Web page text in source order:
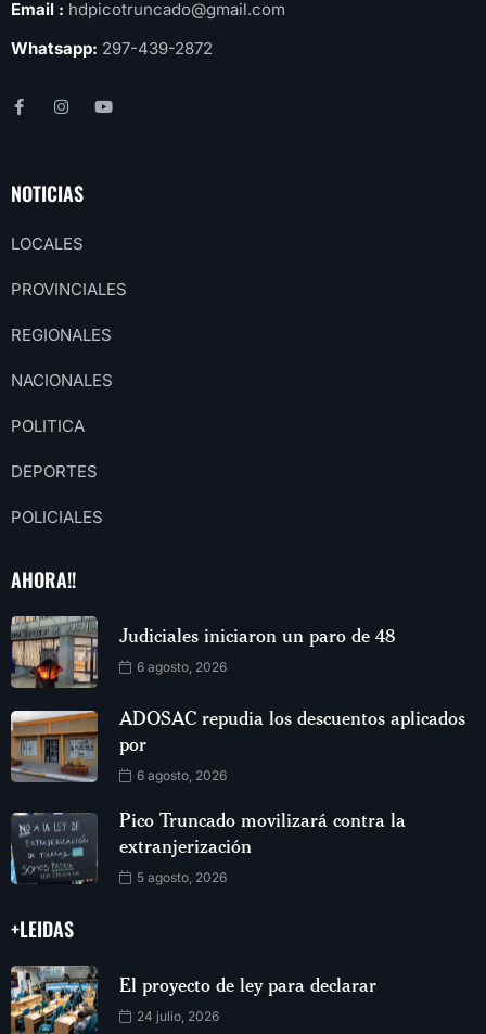
Email : hdpicotruncado@gmail.com
Whatsapp: 297-439-2872
NOTICIAS
LOCALES
PROVINCIALES
REGIONALES
NACIONALES
POLITICA
DEPORTES
POLICIALES
AHORA!!
Judiciales iniciaron un paro de 48
6 agosto, 2026
ADOSAC repudia los descuentos aplicados
por
6 agosto, 2026
Pico Truncado movilizará contra la
extranjerización
5 agosto, 2026
+LEIDAS
El proyecto de ley para declarar
24 julio, 2026